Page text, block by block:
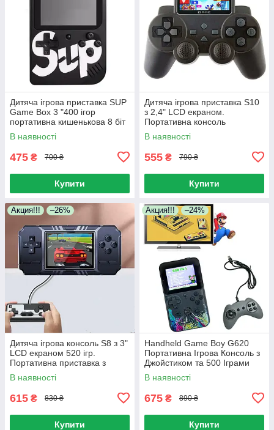
Дитяча ігрова приставка SUP
Game Box 3 "400 ігор
портативна кишенькова 8 біт
консоль для дитини
В наявності
475 ₴ 700 ₴
Купити
Дитяча ігрова приставка S10
з 2,4" LCD екраном.
Портативна консоль
джойстик з 520 іграми
В наявності
555 ₴ 790 ₴
Купити
Акция!!! –26%
Дитяча ігрова консоль S8 з 3"
LCD екраном 520 ігр.
Портативна приставка з
ретро іграми
В наявності
615 ₴ 830 ₴
Купити
Акция!!! –24%
Handheld Game Boy G620
Портативна Ігрова Консоль з
Джойстиком та 500 Іграми
В наявності
675 ₴ 890 ₴
Купити